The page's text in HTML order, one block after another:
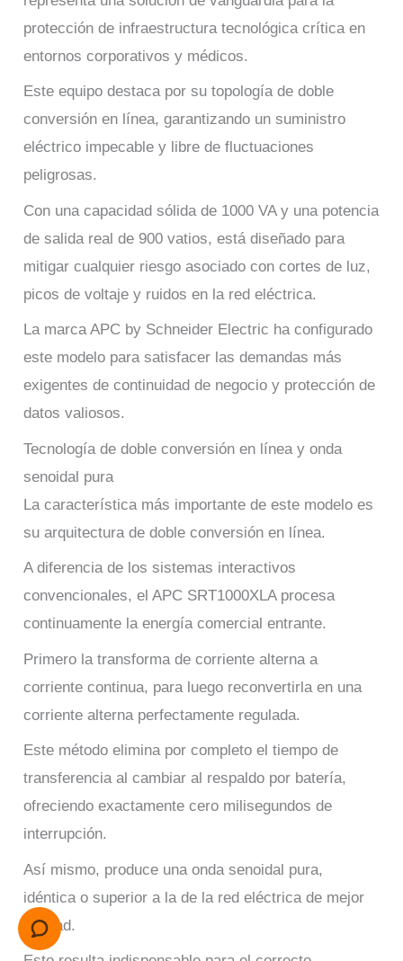
protección de infraestructura tecnológica crítica en
entornos corporativos y médicos.
Este equipo destaca por su topología de doble
conversión en línea, garantizando un suministro
eléctrico impecable y libre de fluctuaciones
peligrosas.
Con una capacidad sólida de 1000 VA y una potencia
de salida real de 900 vatios, está diseñado para
mitigar cualquier riesgo asociado con cortes de luz,
picos de voltaje y ruidos en la red eléctrica.
La marca APC by Schneider Electric ha configurado
este modelo para satisfacer las demandas más
exigentes de continuidad de negocio y protección de
datos valiosos.
Tecnología de doble conversión en línea y onda
senoidal pura
La característica más importante de este modelo es
su arquitectura de doble conversión en línea.
A diferencia de los sistemas interactivos
convencionales, el APC SRT1000XLA procesa
continuamente la energía comercial entrante.
Primero la transforma de corriente alterna a
corriente continua, para luego reconvertirla en una
corriente alterna perfectamente regulada.
Este método elimina por completo el tiempo de
transferencia al cambiar al respaldo por batería,
ofreciendo exactamente cero milisegundos de
interrupción.
Así mismo, produce una onda senoidal pura,
idéntica o superior a la de la red eléctrica de mejor
calidad.